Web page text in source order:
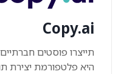
Copy.ai
היא פלטפורמת יצירת